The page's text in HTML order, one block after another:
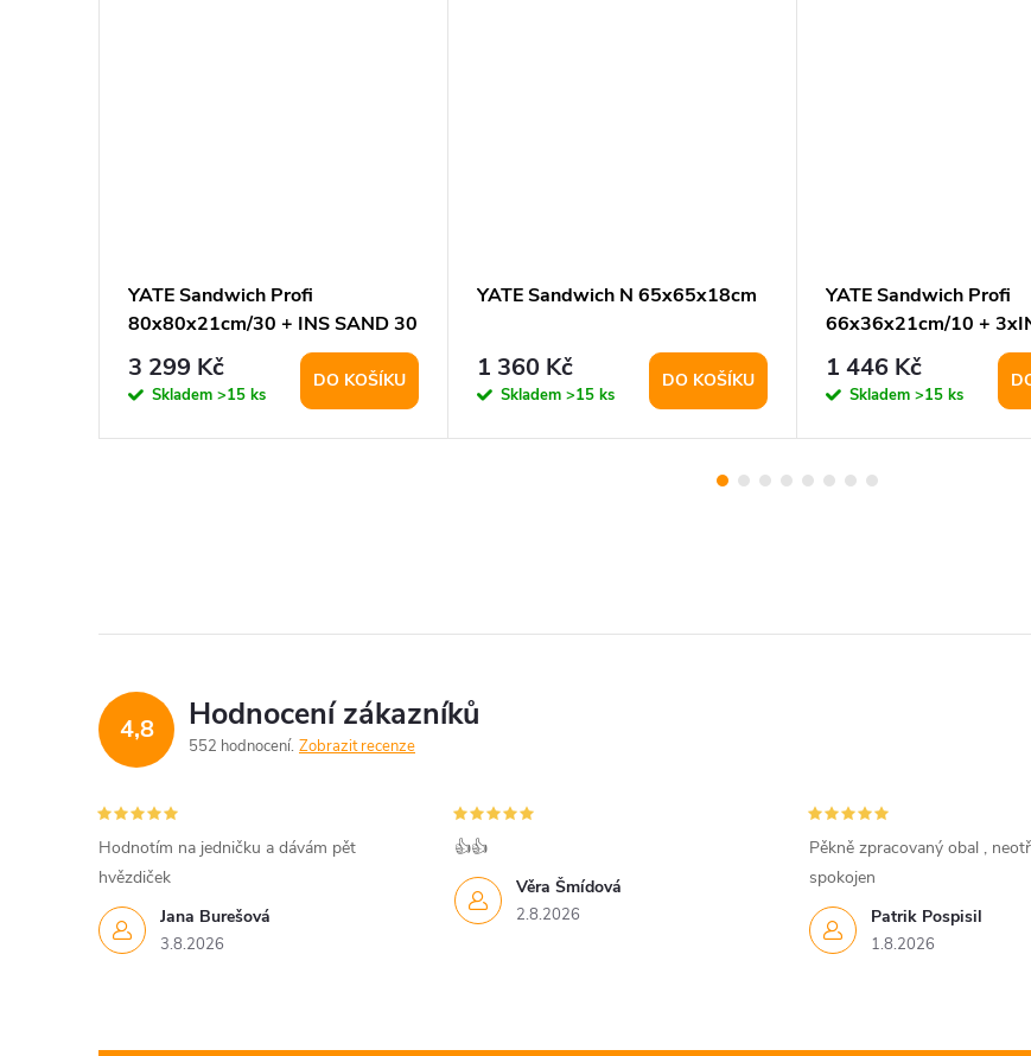
YATE Sandwich Profi
80x80x21cm/30 + INS SAND 30
3 299 Kč
Skladem >15 ks
DO KOŠÍKU
YATE Sandwich N 65x65x18cm
1 360 Kč
Skladem >15 ks
DO KOŠÍKU
YATE Sandwich Profi
66x36x21cm/10 +
10
1 446 Kč
Skladem >15 ks
4,8 Hodnocení zákazníků
552 hodnocení Zobrazit recenze
Jana Burešová
3.8.2026
Hodnotím na jedničku a dávám pět
hvězdiček
Věra Šmídová
2.8.2026
👍👍
Patrik Pospisil
1.8.2026
Pěkně zpracovaný obal ,
spokojen